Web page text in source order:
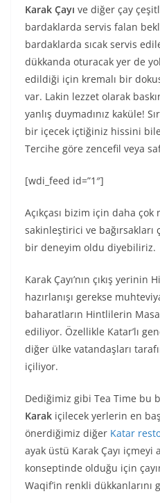
Karak Çayı ve diğer çay
bardaklarda servis falan
bardaklarda sıcak servis
dükkanda oturacak yer de
edildiği için kremalı bir
var. Lakin lezzet olarak
yanlış duymadınız kaküle!
bir içecek içtiğiniz hissini
Tercihe göre zencefil veya
[wdi_feed id=”1″]
Açıkçası bizim için daha çok
sakinleştirici ve bağırsakları
bir deneyim oldu diyebiliriz.
Karak Çayı’nın çıkış
hazırlanışı gerekse
baharatların Hintlilerin
ediliyor. Özellikle Katar’lı
diğer ülke vatandaşları
içiliyor.
Dediğimiz gibi Tea Time bu
Karak içilecek yerlerin en
önerdiğimiz diğer Katar
ayak üstü Karak Çayı içmeyi
konseptinde olduğu için
Waqif’in renkli